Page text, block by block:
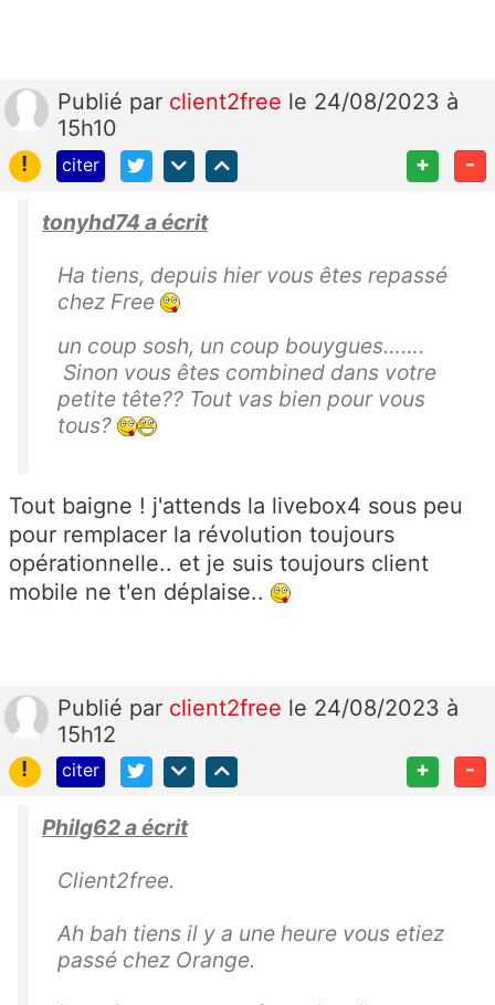
Publié par client2free le 24/08/2023 à
15h10
!
citer + -
tonyhd74 a écrit
Ha tiens, depuis hier vous êtes repassé
chez Free
un coup sosh, un coup bouygues…….
Sinon vous êtes combined dans votre
petite tête?? Tout vas bien pour vous
tous?
Tout baigne ! j'attends la livebox4 sous peu
pour remplacer la révolution toujours
opérationnelle.. et je suis toujours client
mobile ne t'en déplaise..
Publié par client2free le 24/08/2023 à
15h12
!
citer + -
Philg62 a écrit
Client2free.
Ah bah tiens il y a une heure vous etiez
passé chez Orange.